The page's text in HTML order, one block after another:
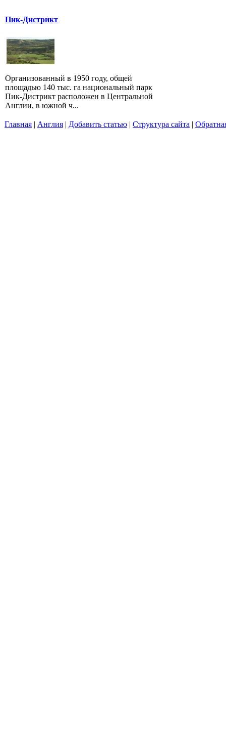
Пик-Дистрикт
Организованный в 1950 году, общей
площадью 140 тыс. га национальный парк
Пик-Дистрикт расположен в Центральной
Англии, в южной ч...
Главная | Англия | Добавить статью | Структура сайта |